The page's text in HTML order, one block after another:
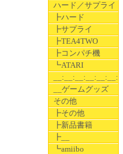
ハード／サプライ
┣ハード
┣サプライ
┣TEA4TWO
┣コンパチ機
┗ATARI
__:__:__:__:__:__:__
__ゲームグッズ
その他
┣その他
┣新品書籍
┣__
┗amiibo